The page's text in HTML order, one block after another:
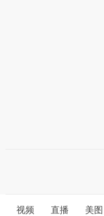
视频 直播 美图